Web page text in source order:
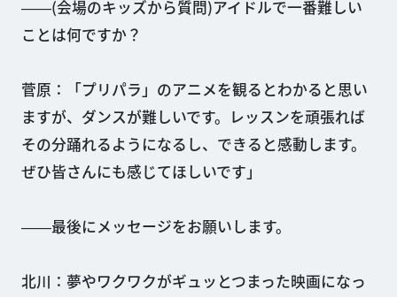
――(会場のキッズから質問)アイドルで一番難しい
ことは何ですか？
菅原：「プリパラ」のアニメを観るとわかると思い
ますが、ダンスが難しいです。レッスンを頑張れば
その分踊れるようになるし、できると感動します。
ぜひ皆さんにも感じてほしいです」
――最後にメッセージをお願いします。
北川：夢やワクワクがギュッとつまった映画になっ